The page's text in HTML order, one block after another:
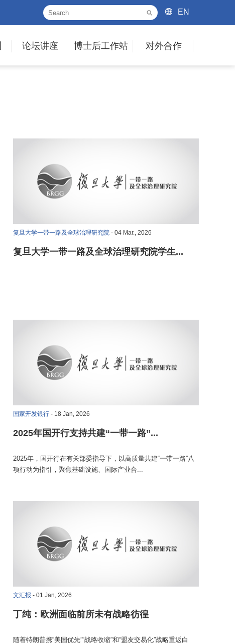
EN
论坛讲座 博士后工作站 对外合作
复旦大学一带一路及全球治理研究院 - 04 Mar., 2026
复旦大学一带一路及全球治理研究院学生...
国家开发银行 - 18 Jan, 2026
2025年国开行支持共建“一带一路”...
2025年，国开行在有关部委指导下，以高质量共建“一带一路”八
项行动为指引，聚焦基础设施、国际产业合...
文汇报 - 01 Jan, 2026
丁纯：欧洲面临前所未有战略彷徨
随着特朗普携“美国优先”“战略收缩”和“盟友交易化”战略重返白